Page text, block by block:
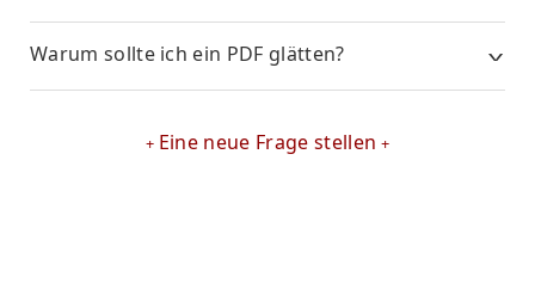
Warum sollte ich ein PDF glätten?
Eine neue Frage stellen